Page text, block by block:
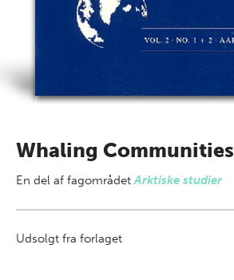
Whaling Communities
En del af fagområdetArktiske studier
Udsolgt fra forlaget